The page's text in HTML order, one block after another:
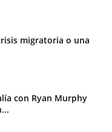
migratoria o una
con Ryan Murphy